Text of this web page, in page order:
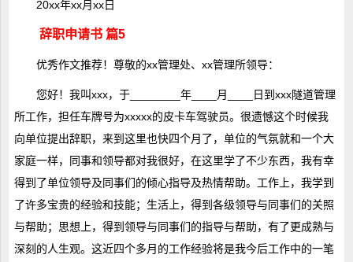
20xx年xx月xx日
辞职申请书 篇5
优秀作文推荐！尊敬的xx管理处、xx管理所领导：
您好！我叫xxx，于________年____月____日到xxx隧道管理
所工作，担任车牌号为xxxxx的皮卡车驾驶员。很遗憾这个时候我
向单位提出辞职，来到这里也快四个月了，单位的气氛就和一个大
家庭一样，同事和领导都对我很好，在这里学了不少东西，我有幸
得到了单位领导及同事们的倾心指导及热情帮助。工作上，我学到
了许多宝贵的经验和技能；生活上，得到各级领导与同事们的关照
与帮助；思想上，得到领导与同事们的指导与帮助，有了更成熟与
深刻的人生观。这近四个多月的工作经验将是我今后工作中的一笔